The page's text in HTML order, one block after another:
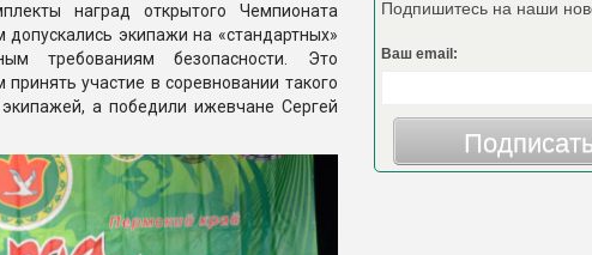
наград открытого Чемпионата
экипажи на «стандартных»
требованиям безопасности. Это
участие в соревновании такого
а победили ижевчане Сергей
Подпишитесь на наши
Ваш email: